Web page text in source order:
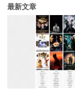
最新文章